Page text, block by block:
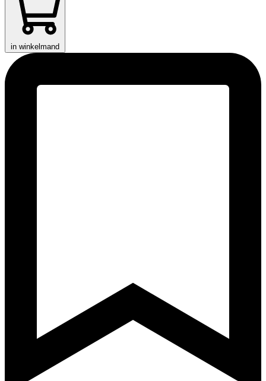
in winkelmand